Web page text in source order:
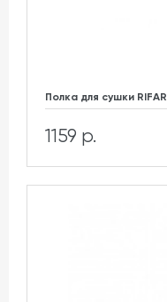
Полка для сушки RIFAR
1159 р.